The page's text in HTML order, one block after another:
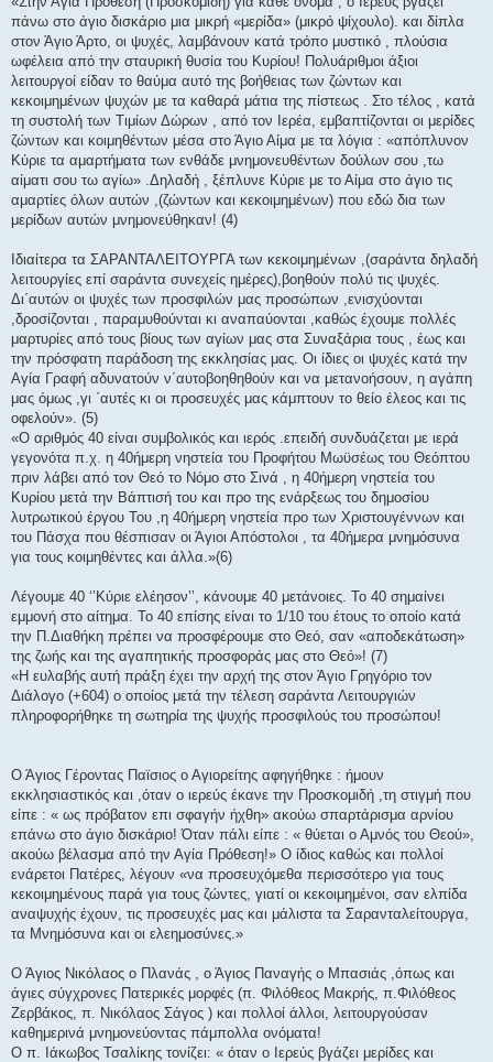
πάνω στο άγιο δισκάριο μια μικρή «μερίδα» (μικρό ψίχουλο). και δίπλα
στον Άγιο Άρτο, οι ψυχές, λαμβάνουν κατά τρόπο μυστικό , πλούσια
ωφέλεια από την σταυρική θυσία του Κυρίου! Πολυάριθμοι άξιοι
λειτουργοί είδαν το θαύμα αυτό της βοήθειας των ζώντων και
κεκοιμημένων ψυχών με τα καθαρά μάτια της πίστεως . Στο τέλος , κατά
τη συστολή των Τιμίων Δώρων , από τον Ιερέα, εμβαπτίζονται οι μερίδες
ζώντων και κοιμηθέντων μέσα στο Άγιο Αίμα με τα λόγια : «απόπλυνον
Κύριε τα αμαρτήματα των ενθάδε μνημονευθέντων δούλων σου ,τω
αίματι σου τω αγίω» .Δηλαδή , ξέπλυνε Κύριε με το Αίμα στο άγιο τις
αμαρτίες όλων αυτών ,(ζώντων και κεκοιμημένων) που εδώ δια των
μερίδων αυτών μνημονεύθηκαν! (4)
Ιδιαίτερα τα ΣΑΡΑΝΤΑΛΕΙΤΟΥΡΓΑ των κεκοιμημένων ,(σαράντα δηλαδή
λειτουργίες επί σαράντα συνεχείς ημέρες),βοηθούν πολύ τις ψυχές.
Δι΄αυτών οι ψυχές των προσφιλών μας προσώπων ,ενισχύονται
,δροσίζονται , παραμυθούνται κι αναπαύονται ,καθώς έχουμε πολλές
μαρτυρίες από τους βίους των αγίων μας στα Συναξάρια τους , έως και
την πρόσφατη παράδοση της εκκλησίας μας. Οι ίδιες οι ψυχές κατά την
Αγία Γραφή αδυνατούν ν΄αυτοβοηθηθούν και να μετανοήσουν, η αγάπη
μας όμως ,γι ΄αυτές κι οι προσευχές μας κάμπτουν το θείο έλεος και τις
οφελούν». (5)
«Ο αριθμός 40 είναι συμβολικός και ιερός .επειδή συνδυάζεται με ιερά
γεγονότα π.χ. η 40ήμερη νηστεία του Προφήτου Μωϋσέως του Θεόπτου
πριν λάβει από τον Θεό το Νόμο στο Σινά , η 40ήμερη νηστεία του
Κυρίου μετά την Βάπτισή του και προ της ενάρξεως του δημοσίου
λυτρωτικού έργου Του ,η 40ήμερη νηστεία προ των Χριστουγέννων και
του Πάσχα που θέσπισαν οι Άγιοι Απόστολοι , τα 40ήμερα μνημόσυνα
για τους κοιμηθέντες και άλλα.»(6)
Λέγουμε 40 ‘’Κύριε ελέησον’’, κάνουμε 40 μετάνοιες. Το 40 σημαίνει
εμμονή στο αίτημα. Το 40 επίσης είναι το 1/10 του έτους το οποίο κατά
την Π.Διαθήκη πρέπει να προσφέρουμε στο Θεό, σαν «αποδεκάτωση»
της ζωής και της αγαπητικής προσφοράς μας στο Θεό»! (7)
«Η ευλαβής αυτή πράξη έχει την αρχή της στον Άγιο Γρηγόριο τον
Διάλογο (+604) ο οποίος μετά την τέλεση σαράντα Λειτουργιών
πληροφορήθηκε τη σωτηρία της ψυχής προσφιλούς του προσώπου!
Ο Άγιος Γέροντας Παϊσιος ο Αγιορείτης αφηγήθηκε : ήμουν
εκκλησιαστικός και ,όταν ο ιερεύς έκανε την Προσκομιδή ,τη στιγμή που
είπε : « ως πρόβατον επι σφαγήν ήχθη» ακούω σπαρτάρισμα αρνίου
επάνω στο άγιο δισκάριο! Όταν πάλι είπε : « θύεται ο Αμνός του Θεού»,
ακούω βέλασμα από την Αγία Πρόθεση!» Ο ίδιος καθώς και πολλοί
ενάρετοι Πατέρες, λέγουν «να προσευχόμεθα περισσότερο για τους
κεκοιμημένους παρά για τους ζώντες, γιατί οι κεκοιμημένοι, σαν ελπίδα
αναψυχής έχουν, τις προσευχές μας και μάλιστα τα Σαρανταλείτουργα,
τα Μνημόσυνα και οι ελεημοσύνες.»
Ο Άγιος Νικόλαος ο Πλανάς , ο Άγιος Παναγής ο Μπασιάς ,όπως και
άγιες σύγχρονες Πατερικές μορφές (π. Φιλόθεος Μακρής, π.Φιλόθεος
Ζερβάκος, π. Νικόλαος Σάγος ) και πολλοί άλλοι, λειτουργούσαν
καθημερινά μνημονεύοντας πάμπολλα ονόματα!
Ο π. Ιάκωβος Τσαλίκης τονίζει: « όταν ο Ιερεύς βγάζει μερίδες και